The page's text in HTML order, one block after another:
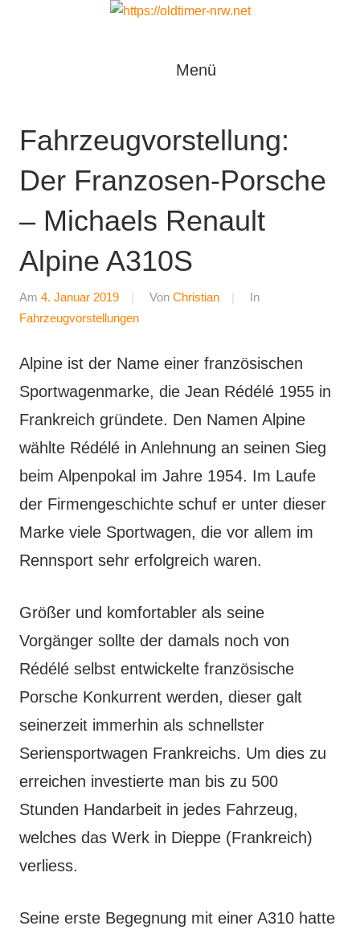
https://oldtimer-
Motorsport
Tuning
Menü
Fahrzeugvorstellung:
Der Franzosen-Porsche
– Michaels Renault
Alpine A310S
Am 4. Januar 2019 Von Christian
In
Fahrzeugvorstellungen
Alpine ist der Name einer französischen
Sportwagenmarke, die Jean Rédélé 1955 in
Frankreich gründete. Den Namen Alpine
wählte Rédélé in Anlehnung an seinen Sieg
beim Alpenpokal im Jahre 1954. Im Laufe
der Firmengeschichte schuf er unter dieser
Marke viele Sportwagen, die vor allem im
Rennsport sehr erfolgreich waren.
Größer und komfortabler als seine
Vorgänger sollte der damals noch von
Rédélé selbst entwickelte französische
Porsche Konkurrent werden, dieser galt
seinerzeit immerhin als schnellster
Seriensportwagen Frankreichs. Um dies zu
erreichen investierte man bis zu 500
Stunden Handarbeit in jedes Fahrzeug,
welches das Werk in Dieppe (Frankreich)
verliess.
Seine erste Begegnung mit einer A310 hatte